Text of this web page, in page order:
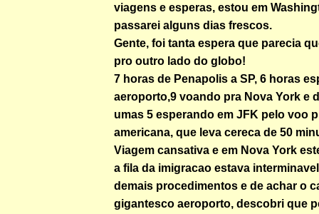
viagens e esperas, estou em
passarei alguns dias frescos.
Gente, foi tanta espera que parecia
pro outro lado do globo!
7 horas de Penapolis a SP, 6 horas
aeroporto,9 voando pra Nova York e
umas 5 esperando em JFK pelo voo
americana, que leva cereca de 50
Viagem cansativa e em Nova York
a fila da imigracao estava
demais procedimentos e de achar o
gigantesco aeroporto, descobri que